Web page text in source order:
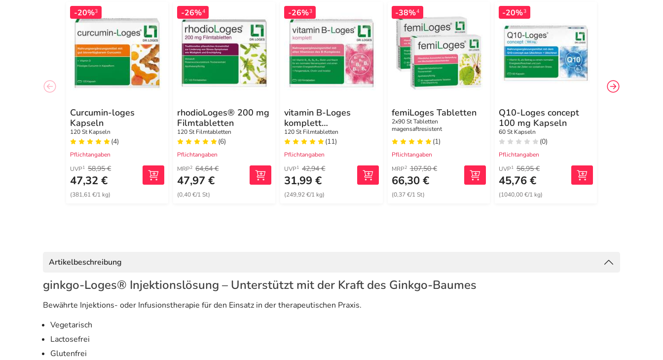
-20%3
Curcumin-loges
Kapseln
120 St Kapseln
(4)
Pflichtangaben
UVP1 58,95 €
47,32 €
(381,61 €/1 kg)
-26%4
rhodioLoges® 200 mg
Filmtabletten
120 St Filmtabletten
(6)
Pflichtangaben
MRP2 64,64 €
47,97 €
(0,40 €/1 St)
-26%3
vitamin B-Loges
komplett
Filmtabletten
120 St Filmtabletten
(11)
Pflichtangaben
UVP1 42,94 €
31,99 €
(249,92 €/1 kg)
-38%4
femiLoges Tabletten
2x90 St Tabletten
magensaftresistent
(1)
Pflichtangaben
MRP2 107,50 €
66,30 €
(0,37 €/1 St)
-20%3
Q10-Loges concept
100 mg Kapseln
60 St Kapseln
(0)
Pflichtangaben
UVP1 56,95 €
45,76 €
(1040,00 €/1 kg)
Artikelbeschreibung
ginkgo-Loges® Injektionslösung – Unterstützt mit der Kraft des Ginkgo-Baumes
Bewährte Injektions- oder Infusionstherapie für den Einsatz in der therapeutischen Praxis.
Vegetarisch
Lactosefrei
Glutenfrei